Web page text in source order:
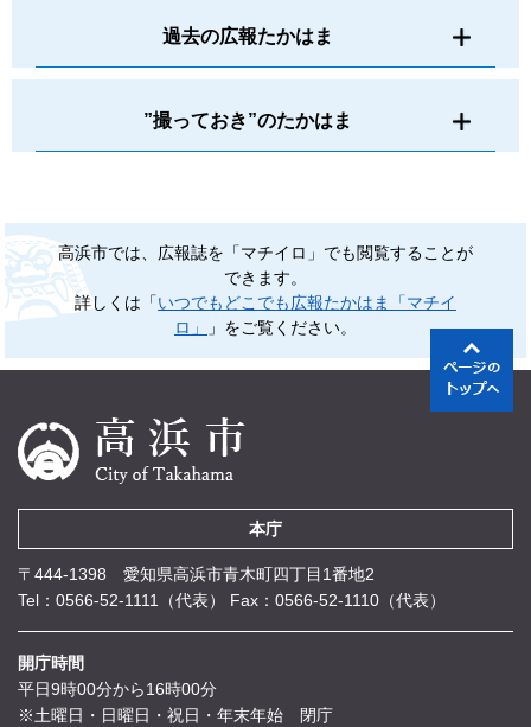
過去の広報たかはま
”撮っておき”のたかはま
高浜市では、広報誌を「マチイロ」でも閲覧することが
できます。
詳しくは「いつでもどこでも広報たかはま「マチイ
ロ」
」をご覧ください。
本庁
〒444-1398 愛知県高浜市青木町四丁目1番地2
Tel：0566-52-1111（代表）
Fax：0566-52-1110（代表）
開庁時間
平日9時00分から16時00分
※土曜日・日曜日・祝日・年末年始 閉庁